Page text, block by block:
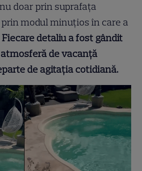
doar prin suprafața
prin modul minuțios în care a
Fiecare detaliu a fost gândit
de vacanță
de agitația cotidiană.